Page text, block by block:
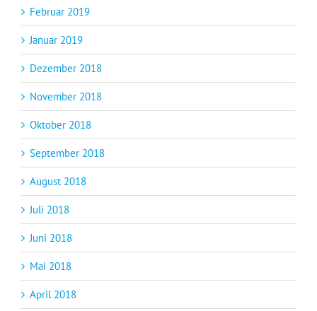
Februar 2019
Januar 2019
Dezember 2018
November 2018
Oktober 2018
September 2018
August 2018
Juli 2018
Juni 2018
Mai 2018
April 2018